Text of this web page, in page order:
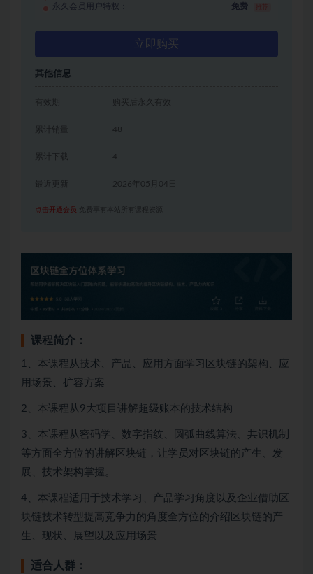
永久会员用户特权： 免费
立即购买
其他信息
有效期 购买后永久有效
累计销量 48
累计下载 4
2026年05月04日
点击开通会员 免费享有本站所有课程资源
课程简介：
1、本课程从技术、产品、应用方面学习区块链的架构、应
用场景、扩容方案
2、本课程从9大项目讲解超级账本的技术结构
3、本课程从密码学、数字指纹、圆弧曲线算法、共识机制
等方面全方位的讲解区块链，让学员对区块链的产生、发
展、技术架构掌握。
4、本课程适用于技术学习、产品学习角度以及企业借助区
块链技术转型提高竞争力的角度全方位的介绍区块链的产
生、现状、展望以及应用场景
适合人群：